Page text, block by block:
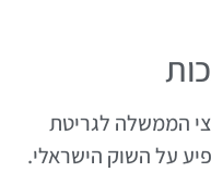
הממשלה לגריטת
על השוק הישראלי.